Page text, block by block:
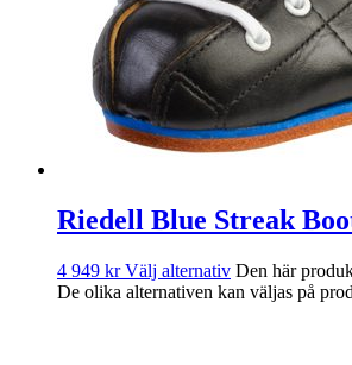
Riedell Blue Streak
4 949 kr Välj alternativ Den här
De olika alternativen kan väljas på